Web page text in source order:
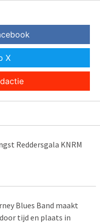
X
Reddersgala KNRM
Blues Band maakt
tijd en plaats in